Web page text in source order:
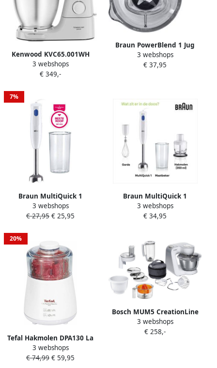
Kenwood KVC65.001WH
keukenmachine 1200 W 5 l
Roestvrijstaal Wit
3 webshops
€ 349,-
Braun PowerBlend 1 Jug
blender JB 1000 White
Blender
3 webshops
€ 37,95
7%
Braun MultiQuick 1
MQ10.001M WH Staafmixer
Wit
3 webshops
€ 27,95 € 25,95
Braun MultiQuick 1
MQ10.202MWH Staafmixer
Wit
3 webshops
€ 34,95
20%
Tefal Hakmolen DPA130 La
Moulinette 300g inhoud
360°-deksel transparante
3 webshops
€ 74,99 € 59,95
Bosch MUM5 CreationLine
MUM58243 Keukenmachine
Wit
3 webshops
€ 258,-